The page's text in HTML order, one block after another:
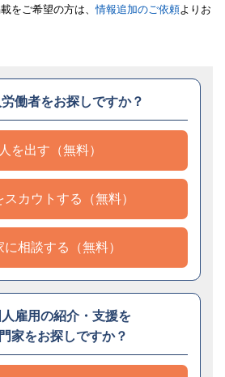
をご希望の方は、情報追加のご依頼よりお
働者をお探しですか？
を出す（無料）
カウトする（無料）
に相談する（無料）
雇用の紹介・支援を
家をお探しですか？